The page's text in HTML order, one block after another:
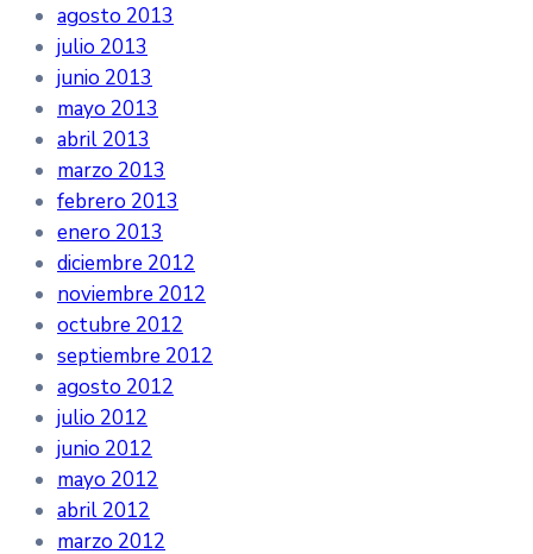
agosto 2013
julio 2013
junio 2013
mayo 2013
abril 2013
marzo 2013
febrero 2013
enero 2013
diciembre 2012
noviembre 2012
octubre 2012
septiembre 2012
agosto 2012
julio 2012
junio 2012
mayo 2012
abril 2012
marzo 2012